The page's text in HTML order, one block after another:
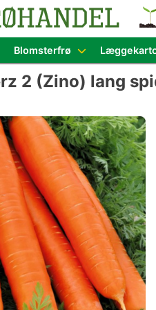
og grøntsagsfrø fra
Blomsterfrø
2 (Zino) lang